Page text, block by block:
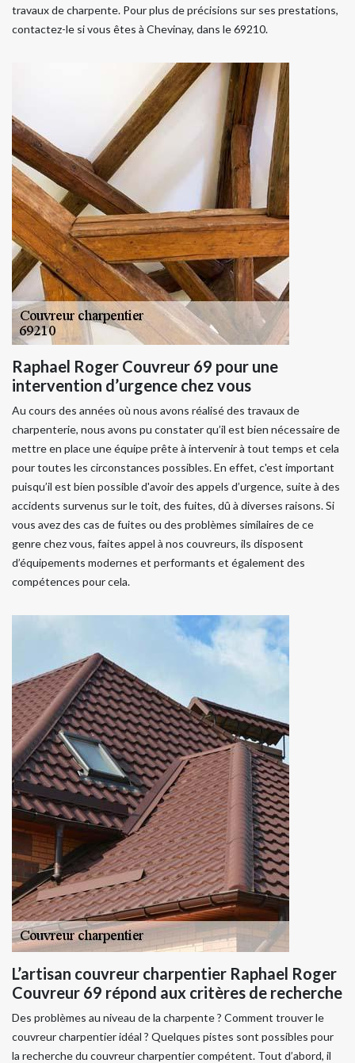
travaux de charpente. Pour plus de précisions sur ses prestations,
contactez-le si vous êtes à Chevinay, dans le 69210.
Raphael Roger Couvreur 69 pour une
intervention d’urgence chez vous
Au cours des années où nous avons réalisé des travaux de
charpenterie, nous avons pu constater qu’il est bien nécessaire de
mettre en place une équipe prête à intervenir à tout temps et cela
pour toutes les circonstances possibles. En effet, c'est important
puisqu’il est bien possible d'avoir des appels d’urgence, suite à des
accidents survenus sur le toit, des fuites, dû à diverses raisons. Si
vous avez des cas de fuites ou des problèmes similaires de ce
genre chez vous, faites appel à nos couvreurs, ils disposent
d’équipements modernes et performants et également des
compétences pour cela.
L’artisan couvreur charpentier Raphael Roger
Couvreur 69 répond aux critères de recherche
Des problèmes au niveau de la charpente ? Comment trouver le
couvreur charpentier idéal ? Quelques pistes sont possibles pour
la recherche du couvreur charpentier compétent. Tout d’abord, il